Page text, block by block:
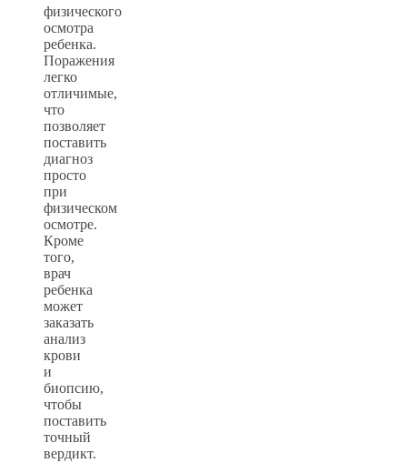
физического
осмотра
ребенка.
Поражения
легко
отличимые,
что
позволяет
поставить
диагноз
просто
при
физическом
осмотре.
Кроме
того,
врач
ребенка
может
заказать
анализ
крови
и
биопсию,
чтобы
поставить
точный
вердикт.